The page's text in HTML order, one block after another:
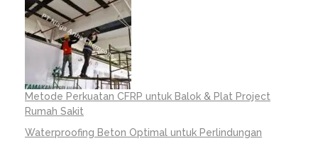
Metode Perkuatan CFRP untuk Balok & Plat Project
Rumah Sakit
Waterproofing Beton Optimal untuk Perlindungan